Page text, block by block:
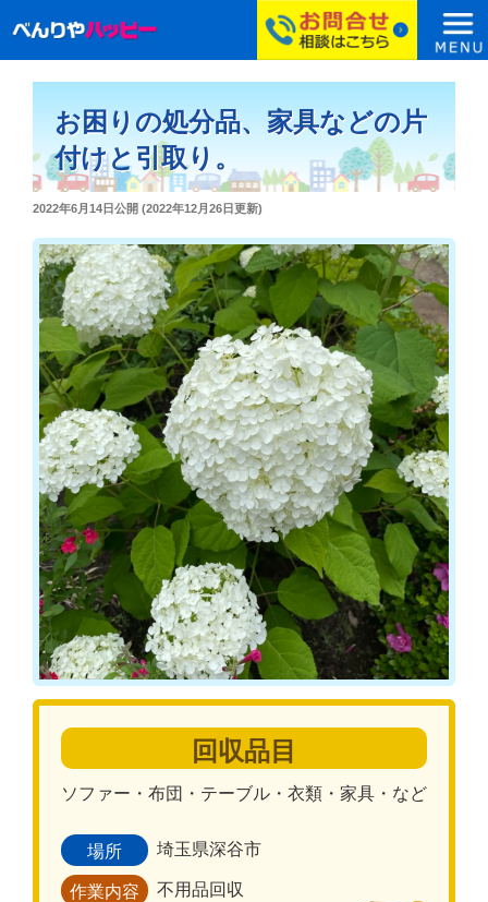
お困りの処分品、家具などの片
付けと引取り。
投
日:
2022年6月14日公開 (2022年12月26日更新)
回収品目
ソファー・布団・テーブル・衣類・家具・など
場所 埼玉県深谷市
作業内容 不用品回収